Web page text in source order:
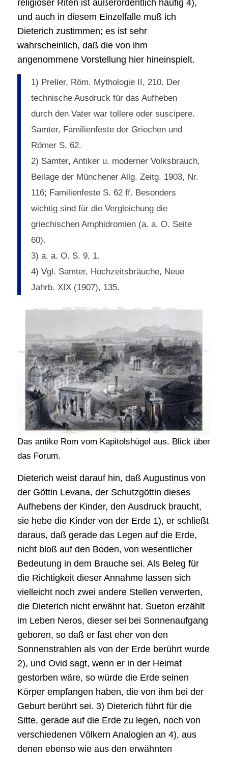
religiöser Riten ist außerordentlich häufig 4),
und auch in diesem Einzelfalle muß ich
Dieterich zustimmen; es ist sehr
wahrscheinlich, daß die von ihm
angenommene Vorstellung hier hineinspielt.
1) Preller, Röm. Mythologie II, 210. Der
technische Ausdruck für das Aufheben
durch den Vater war tollere oder suscipere.
Samter, Familienfeste der Griechen und
Römer S. 62.
2) Samter, Antiker u. moderner Volksbrauch,
Beilage der Münchener Allg. Zeitg. 1903, Nr.
116; Familienfeste S. 62 ff. Besonders
wichtig sind für die Vergleichung die
griechischen Amphidromien (a. a. O. Seite
60).
3) a. a. O. S. 9, 1.
4) Vgl. Samter, Hochzeitsbräuche, Neue
Jahrb. XIX (1907), 135.
Das antike Rom vom Kapitolshügel aus. Blick über
das Forum.
Dieterich weist darauf hin, daß Augustinus von
der Göttin Levana, der Schutzgöttin dieses
Aufhebens der Kinder, den Ausdruck braucht,
sie hebe die Kinder von der Erde 1), er schließt
daraus, daß gerade das Legen auf die Erde,
nicht bloß auf den Boden, von wesentlicher
Bedeutung in dem Brauche sei. Als Beleg für
die Richtigkeit dieser Annahme lassen sich
vielleicht noch zwei andere Stellen verwerten,
die Dieterich nicht erwähnt hat. Sueton erzählt
im Leben Neros, dieser sei bei Sonnenaufgang
geboren, so daß er fast eher von den
Sonnenstrahlen als von der Erde berührt wurde
2), und Ovid sagt, wenn er in der Heimat
gestorben wäre, so würde die Erde seinen
Körper empfangen haben, die von ihm bei der
Geburt berührt sei. 3) Dieterich führt für die
Sitte, gerade auf die Erde zu legen, noch von
verschiedenen Völkern Analogien an 4), aus
denen ebenso wie aus den erwähnten